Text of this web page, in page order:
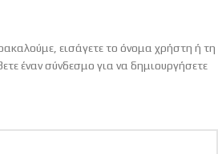
εισάγετε το όνομα χρήστη ή τη
έναν σύνδεσμο για να δημιουργήσετε